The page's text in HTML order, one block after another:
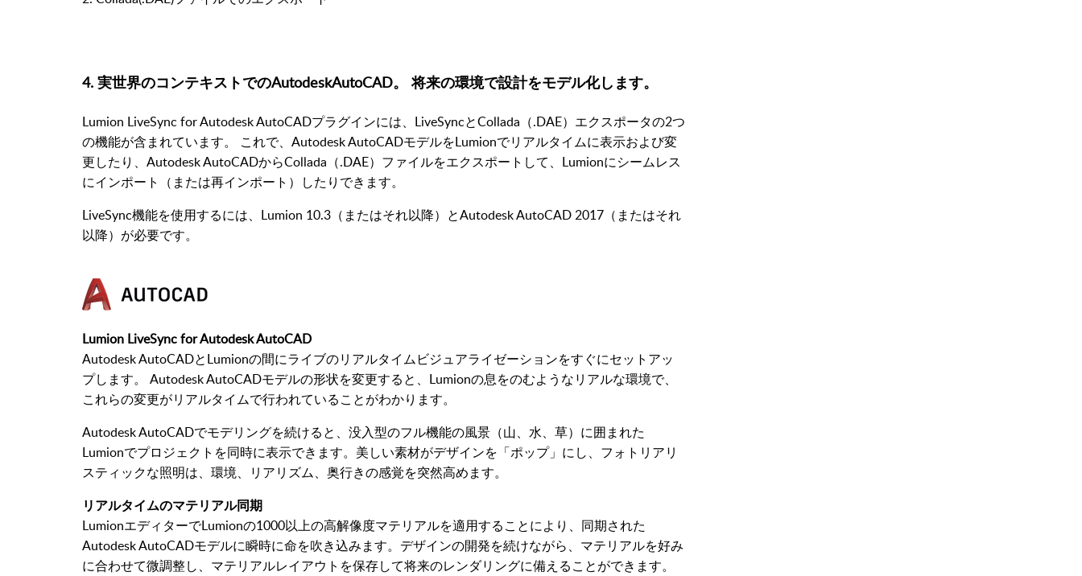
4. 実世界のコンテキストでのAutodeskAutoCAD。 将来の環境で設計をモデル化します。
Lumion LiveSync for Autodesk AutoCADプラグインには、LiveSyncとCollada（.DAE）エクスポータの2つ
の機能が含まれています。 これで、Autodesk AutoCADモデルをLumionでリアルタイムに表示および変
更したり、Autodesk AutoCADからCollada（.DAE）ファイルをエクスポートして、Lumionにシームレス
にインポート（または再インポート）したりできます。
LiveSync機能を使用するには、Lumion 10.3（またはそれ以降）とAutodesk AutoCAD 2017（またはそれ
以降）が必要です。
Lumion LiveSync for Autodesk AutoCAD
Autodesk AutoCADとLumionの間にライブのリアルタイムビジュアライゼーションをすぐにセットアッ
プします。 Autodesk AutoCADモデルの形状を変更すると、Lumionの息をのむようなリアルな環境で、
これらの変更がリアルタイムで行われていることがわかります。
Autodesk AutoCADでモデリングを続けると、没入型のフル機能の風景（山、水、草）に囲まれた
Lumionでプロジェクトを同時に表示できます。美しい素材がデザインを「ポップ」にし、フォトリアリ
スティックな照明は、環境、リアリズム、奥行きの感覚を突然高めます。
リアルタイムのマテリアル同期
LumionエディターでLumionの1000以上の高解像度マテリアルを適用することにより、同期された
Autodesk AutoCADモデルに瞬時に命を吹き込みます。デザインの開発を続けながら、マテリアルを好み
に合わせて微調整し、マテリアルレイアウトを保存して将来のレンダリングに備えることができます。